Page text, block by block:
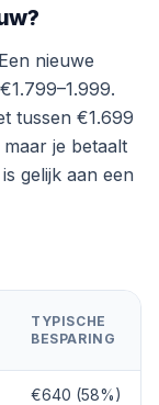
nieuwe
tussen €1.699
je betaalt
gelijk aan een
TYPISCHE
BESPARING
€640 (58%)